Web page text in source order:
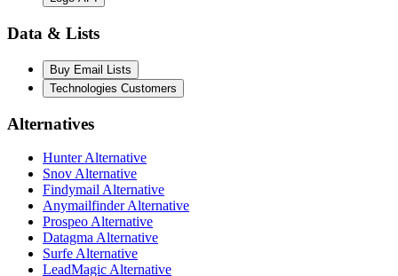
Data & Lists
Buy Email Lists
Technologies Customers
Alternatives
Hunter Alternative
Snov Alternative
Findymail Alternative
Anymailfinder Alternative
Prospeo Alternative
Datagma Alternative
Surfe Alternative
LeadMagic Alternative